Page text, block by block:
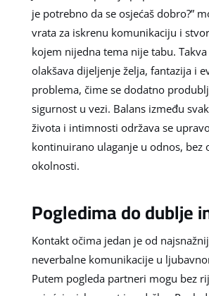
je potrebno da se osjećaš dobro?”
vrata za iskrenu komunikaciju i
kojem nijedna tema nije tabu.
olakšava dijeljenje želja, fantazija i
problema, čime se dodatno
sigurnost u vezi. Balans između
života i intimnosti održava se
kontinuirano ulaganje u odnos, bez
okolnosti.
Pogledima do dublje
Kontakt očima jedan je od
neverbalne komunikacije u
Putem pogleda partneri mogu bez